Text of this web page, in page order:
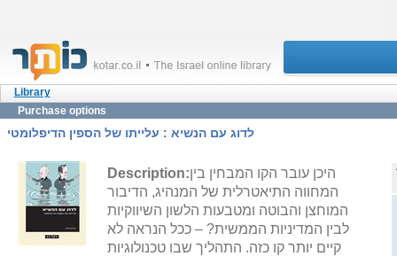
Library
Purchase options
לדוג עם הנשיא : עלייתו של הספין הדיפלומטי
Description:היכן עובר הקו המבחין בין
המחווה התיאטרלית של המנהיג, הדיבור
המוחצן והבוטה ומטבעות הלשון השיווקיות
לבין המדיניות הממשית? – ככל הנראה לא
קיים יותר קו כזה. התהליך שבו טכנולוגיות